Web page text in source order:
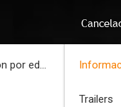
Clasificación por edades
Trailers